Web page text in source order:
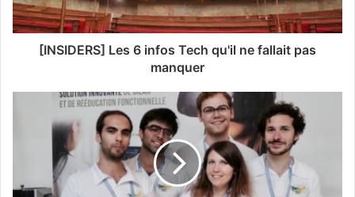
[INSIDERS] Les 6 infos Tech qu'il ne fallait pas
manquer